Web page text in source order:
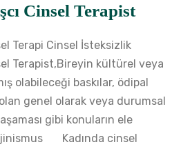
Cinsel Terapist
Terapi Cinsel İsteksizlik
Terapist,Bireyin kültürel veya
olabileceği baskılar, ödipal
genel olarak veya durumsal
gibi konuların ele
Kadında cinsel